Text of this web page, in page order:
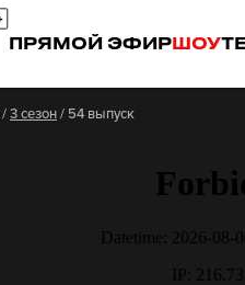
ПРЯМОЙ ЭФИРШОУ
/3 сезон/ 54 выпуск